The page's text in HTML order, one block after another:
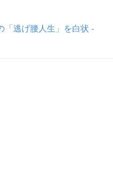
「逃げ腰人生」を白状 -